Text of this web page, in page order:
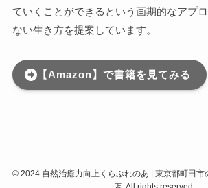
ていくことができるという画期的なアプ
ない生き方を提案しています。
【Amazon】で書籍を見てみる
© 2024 自然治癒力向上くらぶれのあ | 東京都町田市